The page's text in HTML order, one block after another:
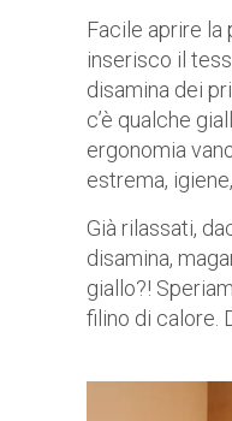
Facile aprire la
inserisco il
disamina dei
c’è qualche
ergonomia
estrema,
Già rilassati,
disamina,
giallo?!
filino di calore.